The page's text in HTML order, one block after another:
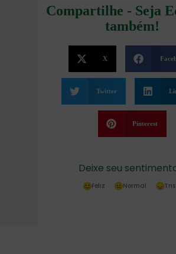
Compartilhe - Seja
também!
X
Twitter
Pinterest
Deixe seu
Feliz Normal